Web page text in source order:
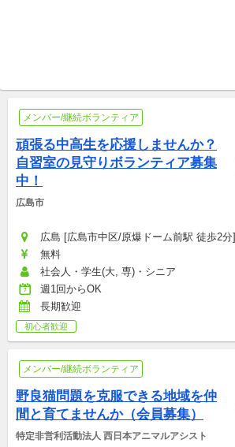
メンバー/継続ボランティア
頑張る中高生を応援しませんか？
自習室の見守りボランティア募集
中！
広島市
広島 [広島市中区/原爆ドーム前駅 徒歩2分]
無料
社会人・学生(大, 専)・シニア
週1回からOK
長期歓迎
初心者歓迎
メンバー/継続ボランティア
野良猫問題を克服できる地域を仲
間と育てませんか（会員募集）
特定非営利活動法人 西日本アニマルアシスト